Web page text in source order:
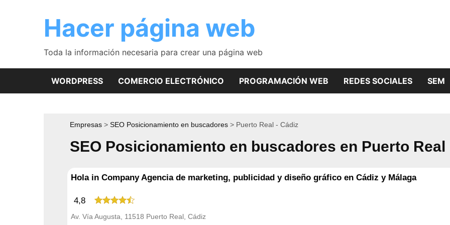
Hacer página web
Toda la información necesaria para crear una página web
WORDPRESS COMERCIO ELECTRÓNICO PROGRAMACIÓN WEB REDES SOCIALES SEM
Empresas SEO Posicionamiento en buscadores Puerto Real - Cádiz
SEO Posicionamiento en buscadores en Puerto Real
Hola in Company Agencia de marketing, publicidad y diseño gráfico en Cádiz y Málaga
4,8
Av. Vía Augusta, 11518 Puerto Real, Cádiz